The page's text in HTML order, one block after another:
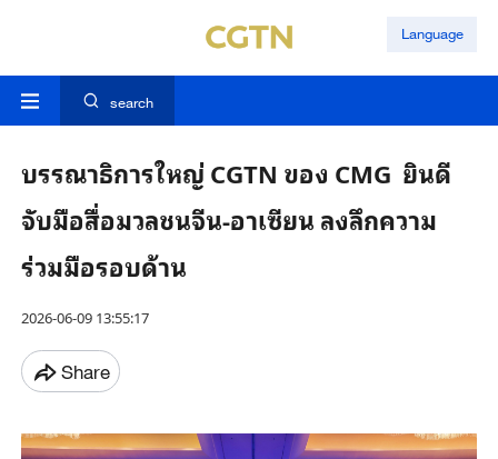
Language
search
บรรณาธิการใหญ่ CGTN ของ CMG ยินดี
จับมือสื่อมวลชนจีน-อาเซียน ลงลึกความ
ร่วมมือรอบด้าน
2026-06-09 13:55:17
Share